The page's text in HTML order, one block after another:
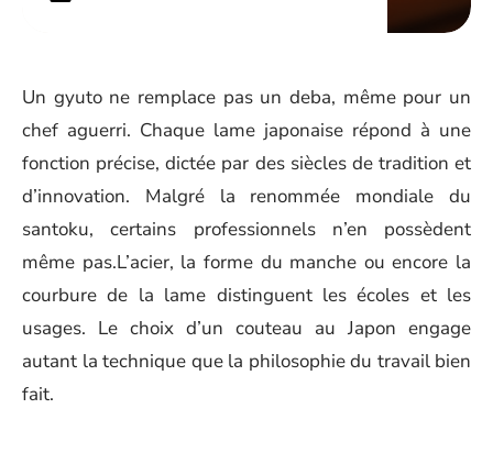
Un gyuto ne remplace pas un deba, même pour un
chef aguerri. Chaque lame japonaise répond à une
fonction précise, dictée par des siècles de tradition et
d’innovation. Malgré la renommée mondiale du
santoku, certains professionnels n’en possèdent
même pas.L’acier, la forme du manche ou encore la
courbure de la lame distinguent les écoles et les
usages. Le choix d’un couteau au Japon engage
autant la technique que la philosophie du travail bien
fait.